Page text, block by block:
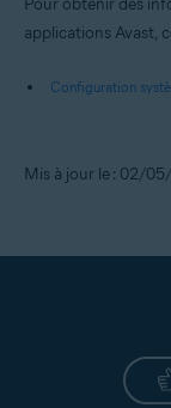
applications Avast,
Configuration
Mis à jour le : 02/